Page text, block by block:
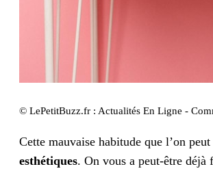
© LePetitBuzz.fr : Actualités En Ligne -
Cette mauvaise habitude que l’on
esthétiques. On vous a peut-être déjà